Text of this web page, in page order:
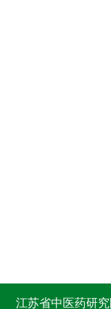
江苏省中医药研